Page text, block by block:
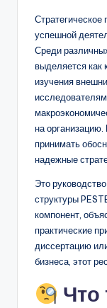
&
D
it
si
Стратегическое
успешной
Среди
выделяется как
изучения
на
принимать
надежные
Это
структуры
компонент,
практические
диссертацию
бизнеса, этот
Что